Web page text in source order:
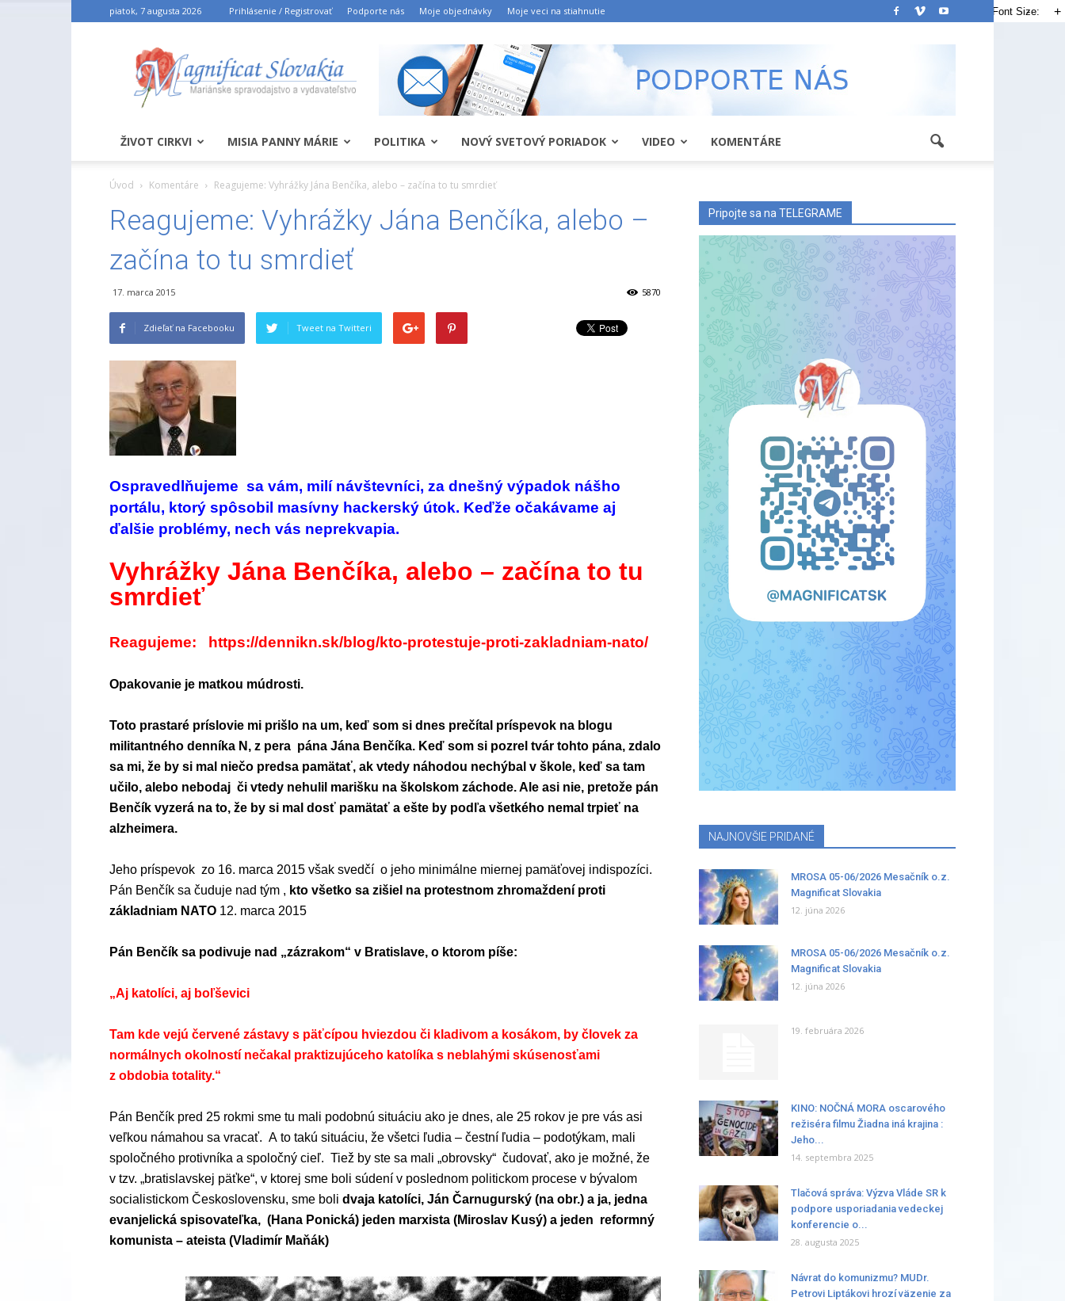
piatok, 7 augusta 2026 Prihlásenie / Registrovať Podporte nás Moje objednávky Moje veci na stiahnutie
ŽIVOT CIRKVI MISIA PANNY MÁRIE POLITIKA NOVÝ SVETOVÝ PORIADOK VIDEO KOMENTÁRE
Úvod Komentáre Reagujeme: Vyhrážky Jána Benčíka, alebo – začína to tu smrdieť
Reagujeme: Vyhrážky Jána Benčíka, alebo –
začína to tu smrdieť
17. marca 2015 5870
Zdieľať na Facebooku Tweet na Twitteri
Ospravedlňujeme sa vám, milí návštevníci, za dnešný výpadok nášho
portálu, ktorý spôsobil masívny hackerský útok. Keďže očakávame aj
ďalšie problémy, nech vás neprekvapia.
Vyhrážky Jána Benčíka, alebo – začína to tu
smrdieť
Reagujeme: https://dennikn.sk/blog/kto-protestuje-proti-zakladniam-nato/
Opakovanie je matkou múdrosti.
Toto prastaré príslovie mi prišlo na um, keď som si dnes prečítal príspevok na blogu
militantného denníka N, z pera pána Jána Benčíka. Keď som si pozrel tvár tohto pána, zdalo
sa mi, že by si mal niečo predsa pamätať, ak vtedy náhodou nechýbal v škole, keď sa tam
učilo, alebo nebodaj či vtedy nehulil marišku na školskom záchode. Ale asi nie, pretože pán
Benčík vyzerá na to, že by si mal dosť pamätať a ešte by podľa všetkého nemal trpieť na
alzheimera.
Jeho príspevok zo 16. marca 2015 však svedčí o jeho minimálne miernej pamäťovej indispozíci.
Pán Benčík sa čuduje nad tým , kto všetko sa zišiel na protestnom zhromaždení proti
základniam NATO 12. marca 2015
Pán Benčík sa podivuje nad „zázrakom“ v Bratislave, o ktorom píše:
„Aj katolíci, aj boľševici
Tam kde vejú červené zástavy s päťcípou hviezdou či kladivom a kosákom, by človek za
normálnych okolností nečakal praktizujúceho katolíka s neblahými skúsenosťami
z obdobia totality.“
Pán Benčík pred 25 rokmi sme tu mali podobnú situáciu ako je dnes, ale 25 rokov je pre vás asi
veľkou námahou sa vracať. A to takú situáciu, že všetci ľudia – čestní ľudia – podotýkam, mali
spoločného protivníka a spoločný cieľ. Tiež by ste sa mali „obrovsky“ čudovať, ako je možné, že
v tzv. „bratislavskej päťke“, v ktorej sme boli súdení v poslednom politickom procese v bývalom
socialistickom Československu, sme boli dvaja katolíci, Ján Čarnugurský (na obr.) a ja, jedna
evanjelická spisovateľka, (Hana Ponická) jeden marxista (Miroslav Kusý) a jeden reformný
komunista – ateista (Vladimír Maňák)
Pripojte sa na TELEGRAME
NAJNOVŠIE PRIDANÉ
MROSA 05-06/2026 Mesačník o.z.
Magnificat Slovakia
12. júna 2026
MROSA 05-06/2026 Mesačník o.z.
Magnificat Slovakia
12. júna 2026
19. februára 2026
KINO: NOČNÁ MORA oscarového
režiséra filmu Žiadna iná krajina :
Jeho...
14. septembra 2025
Tlačová správa: Výzva Vláde SR k
podpore usporiadania vedeckej
konferencie o...
28. augusta 2025
Návrat do komunizmu? MUDr.
Petrovi Liptákovi hrozí väzenie za
Font Size:
- +